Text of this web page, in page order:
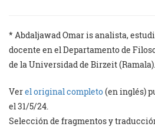
* Abdaljawad Omar is analista,
docente en el Departamento de
de la Universidad de Birzeit (Ramala).
Verel original completo(en inglés)
el 31/5/24.
Selección de fragmentos y